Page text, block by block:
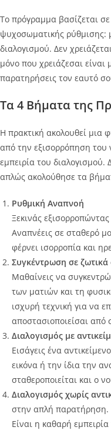
Το πρόγραμμα βασίζεται
ψυχοσωματικής ρύθμισης:
διαλογισμού. Δεν
μόνο που χρειάζεσαι
παρατηρήσεις τον εαυτό
Τα 4 Βήματα της
Η πρακτική ακολουθεί μια
από την εξισορρόπηση
εμπειρία του διαλογισμού.
απλώς ακολούθησε τα
Ρυθμική Αναπνοή
Ξεκινάς
Αναπνέεις σε σταθερό
φέρνει ισορροπία και
Συγκέντρωση σε ζωτικά
Μαθαίνεις να
των ματιών και τη
ισχυρή τεχνική για να
αποστασιοποιείσαι από
Διαλογισμός με
Εισάγεις ένα
εικόνα ή την ίδια την
σταθεροποιείται και ο
Διαλογισμός χωρίς
στην απλή παρατήρηση.
Είναι η καθαρή εμπειρία